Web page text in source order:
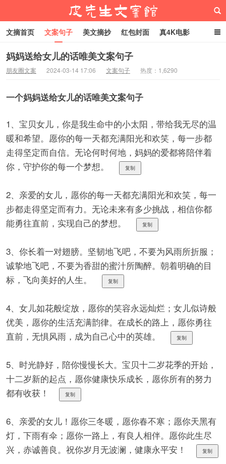
文摘首页 文案句子 美文摘抄 红包封面 真4K电影
网络热梗 恋爱家庭 微信头像
妈妈送给女儿的话唯美文案句子
朋友圈文案 2024-03-14 17:06 文案句子 热度：1,6290
一个妈妈送给女儿的话唯美文案句子
1、宝贝女儿，你是我生命中的小太阳，带给我无尽的温
暖和希望。愿你的每一天都充满阳光和欢笑，每一步都
走得坚定而自信。无论何时何地，妈妈的爱都将陪伴着
你，守护你的每一个梦想。
复制
2、亲爱的女儿，愿你的每一天都充满阳光和欢笑，每一
步都走得坚定而有力。无论未来有多少挑战，相信你都
能勇往直前，实现自己的梦想。
复制
3、你长着一对翅膀。坚韧地飞吧，不要为风雨所折服；
诚挚地飞吧，不要为香甜的蜜汁所陶醉。朝着明确的目
标，飞向美好的人生。
复制
4、女儿如花般绽放，愿你的笑容永远灿烂；女儿似诗般
优美，愿你的生活充满韵律。在成长的路上，愿你勇往
直前，无惧风雨，成为自己心中的英雄。
复制
5、时光静好，陪你慢慢长大。宝贝十二岁花季的开始，
十二岁新的起点，愿你健康快乐成长，愿你所有的努力
都有收获！
复制
6、亲爱的女儿！愿你三冬暖，愿你春不寒；愿你天黑有
灯，下雨有伞；愿你一路上，有良人相伴。愿你此生尽
兴，赤诚善良。祝你岁月无波澜，健康永平安！
复制